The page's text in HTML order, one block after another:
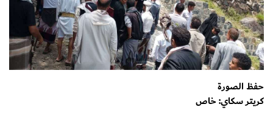
حفظ الصورة
كريتر سكاي: خاص